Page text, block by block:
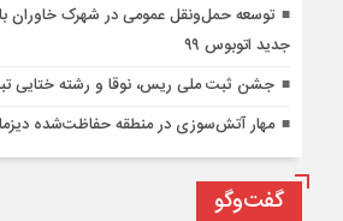
توسعه حمل‌ونقل عمومی در شهرک خاوران
جدید اتوبوس ۹۹
جشن ثبت ملی ریس، نوقا و رشته ختایی
مهار آتش‌سوزی در منطقه حفاظت‌شده
گفت‌وگو